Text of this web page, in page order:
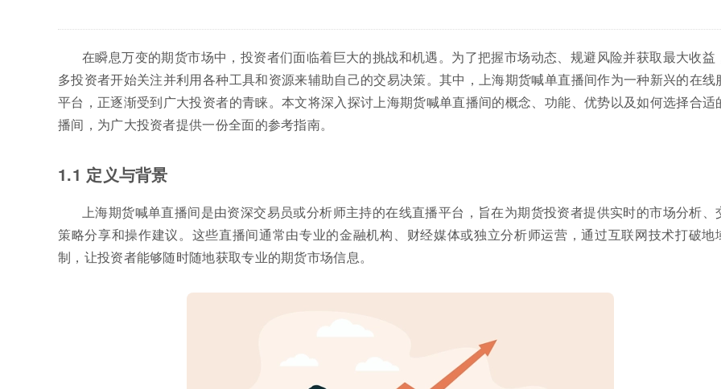
在瞬息万变的期货市场中，投资者们面临着巨大的挑战和机遇。为了把握市场动态、规避风险并获取最大收益
多投资者开始关注并利用各种工具和资源来辅助自己的交易决策。其中，上海期货喊单直播间作为一种新兴的在线
平台，正逐渐受到广大投资者的青睐。本文将深入探讨上海期货喊单直播间的概念、功能、优势以及如何选择合适
播间，为广大投资者提供一份全面的参考指南。
1.1 定义与背景
上海期货喊单直播间是由资深交易员或分析师主持的在线直播平台，旨在为期货投资者提供实时的市场分析、
策略分享和操作建议。这些直播间通常由专业的金融机构、财经媒体或独立分析师运营，通过互联网技术打破地
制，让投资者能够随时随地获取专业的期货市场信息。